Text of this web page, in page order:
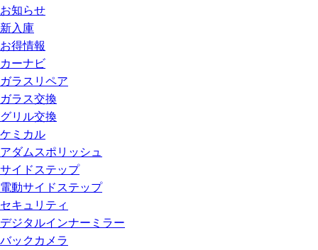
お知らせ
新入庫
お得情報
カーナビ
ガラスリペア
ガラス交換
グリル交換
ケミカル
アダムスポリッシュ
サイドステップ
電動サイドステップ
セキュリティ
デジタルインナーミラー
バックカメラ